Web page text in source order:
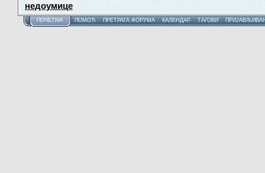
недоумице
ПОЧЕТНА ПОМОЋ ПРЕТРАГА ФОРУМА КАЛЕНДАР ТАГОВИ